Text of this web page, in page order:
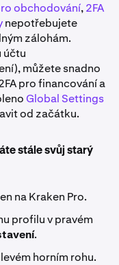
obchodování,2FA
nepotřebujete
zálohám.
účtu
můžete snadno
pro financování a
Global Settings
od začátku.
stále svůj starý
na Kraken Pro.
profilu v pravém
.
horním rohu.